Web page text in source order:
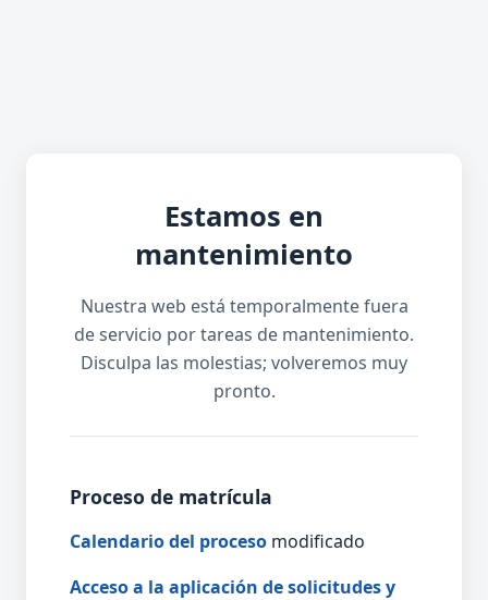
Estamos en
mantenimiento
Nuestra web está temporalmente fuera
de servicio por tareas de mantenimiento.
Disculpa las molestias; volveremos muy
pronto.
Proceso de matrícula
Calendario del proceso modificado
Acceso a la aplicación de solicitudes y